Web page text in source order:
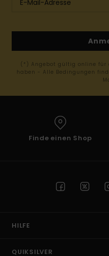
(*) Angebot gültig online für
haben - Alle Bedingungen
Finde einen Shop
HILFE
QUIKSILVER